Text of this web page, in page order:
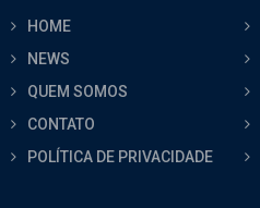
HOME
NEWS
QUEM SOMOS
CONTATO
POLÍTICA DE PRIVACIDADE